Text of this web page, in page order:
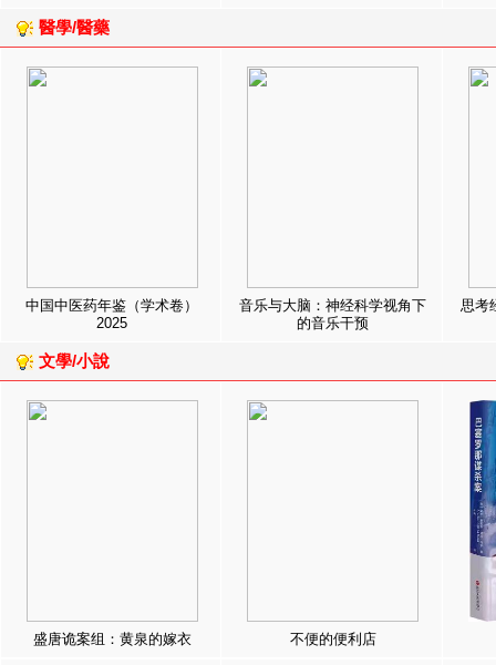
醫學/醫藥
中国中医药年鉴（学术卷）
2025
音乐与大脑：神经科学视角下
的音乐干预
思考
文學/小說
盛唐诡案组：黄泉的嫁衣 不便的便利店